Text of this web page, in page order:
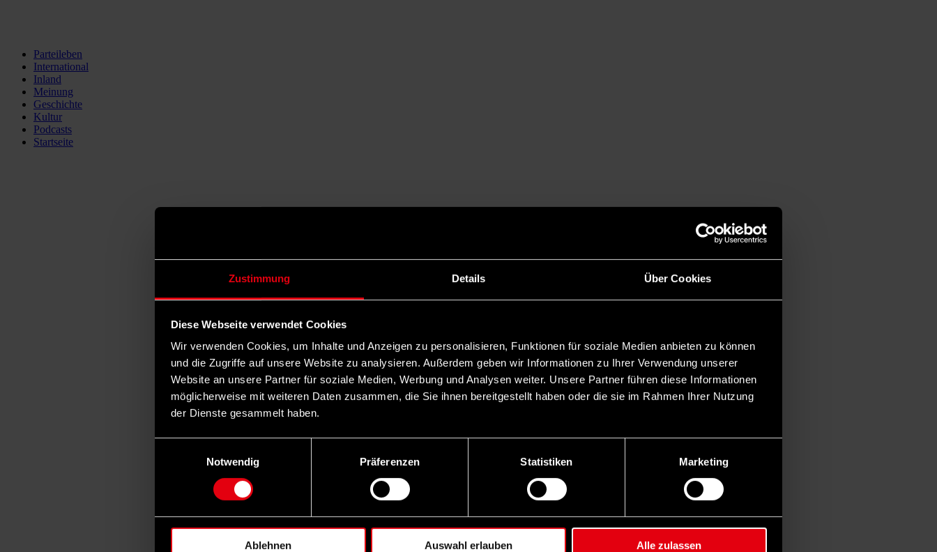
Zustimmung Details Über Cookies
Diese Webseite verwendet Cookies
Wir verwenden Cookies, um Inhalte und Anzeigen zu personalisieren, Funktionen für soziale Medien anbieten zu können
und die Zugriffe auf unsere Website zu analysieren. Außerdem geben wir Informationen zu Ihrer Verwendung unserer
Website an unsere Partner für soziale Medien, Werbung und Analysen weiter. Unsere Partner führen diese Informationen
möglicherweise mit weiteren Daten zusammen, die Sie ihnen bereitgestellt haben oder die sie im Rahmen Ihrer Nutzung
der Dienste gesammelt haben.
Notwendig
Präferenzen Statistiken Marketing
Ablehnen Auswahl erlauben Alle zulassen
Parteileben
International
Inland
Meinung
Geschichte
Kultur
Podcasts
Startseite